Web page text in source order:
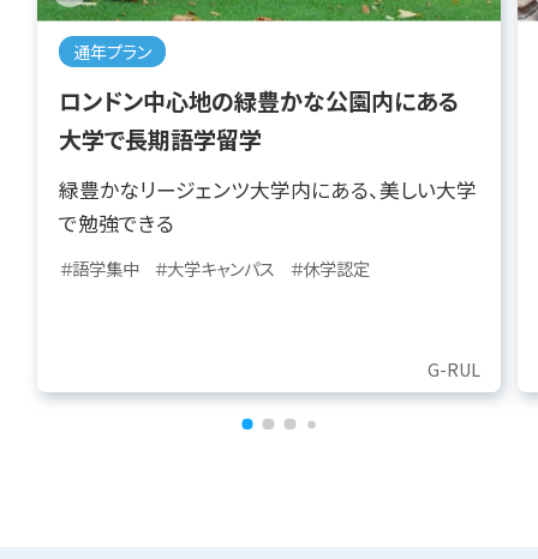
通年プラン
ロンドン中心地の緑豊かな公園内にある
大学で長期語学留学
緑豊かなリージェンツ大学内にある、美しい大学
で勉強できる
＃語学集中 ＃大学キャンパス ＃休学認定
G-RUL